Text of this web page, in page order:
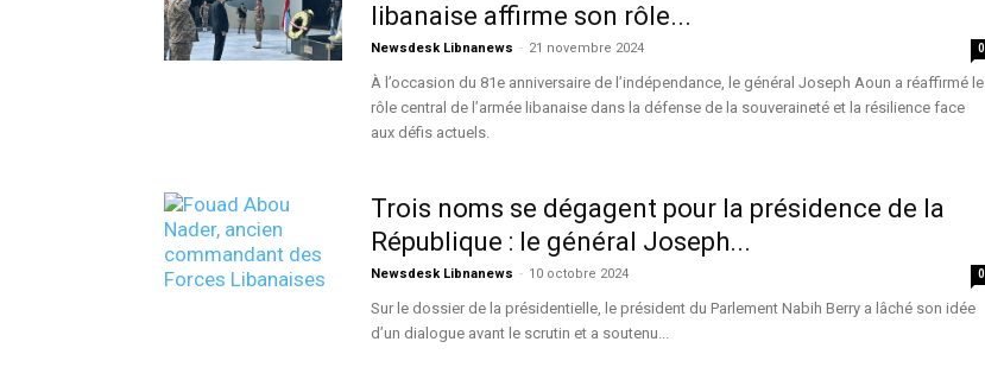
libanaise affirme son rôle...
Newsdesk Libnanews - 21 novembre 2024 0
À l’occasion du 81e anniversaire de l’indépendance, le général Joseph Aoun a réaffirmé le
rôle central de l’armée libanaise dans la défense de la souveraineté et la résilience face
aux défis actuels.
Trois noms se dégagent pour la présidence de la
République : le général Joseph...
Newsdesk Libnanews - 10 octobre 2024 0
Sur le dossier de la présidentielle, le président du Parlement Nabih Berry a lâché son idée
d’un dialogue avant le scrutin et a soutenu...